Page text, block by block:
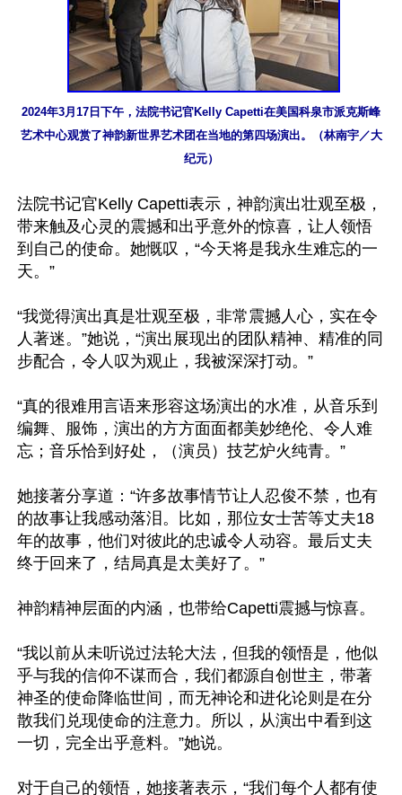
2024年3月17日下午，法院书记官Kelly Capetti在美国科泉市派克斯峰
艺术中心观赏了神韵新世界艺术团在当地的第四场演出。（林南宇／大
纪元）
法院书记官Kelly Capetti表示，神韵演出壮观至极，
带来触及心灵的震撼和出乎意外的惊喜，让人领悟
到自己的使命。她慨叹，“今天将是我永生难忘的一
天。”
“我觉得演出真是壮观至极，非常震撼人心，实在令
人著迷。”她说，“演出展现出的团队精神、精准的同
步配合，令人叹为观止，我被深深打动。”
“真的很难用言语来形容这场演出的水准，从音乐到
编舞、服饰，演出的方方面面都美妙绝伦、令人难
忘；音乐恰到好处，（演员）技艺炉火纯青。”
她接著分享道：“许多故事情节让人忍俊不禁，也有
的故事让我感动落泪。比如，那位女士苦等丈夫18
年的故事，他们对彼此的忠诚令人动容。最后丈夫
终于回来了，结局真是太美好了。”
神韵精神层面的内涵，也带给Capetti震撼与惊喜。
“我以前从未听说过法轮大法，但我的领悟是，他似
乎与我的信仰不谋而合，我们都源自创世主，带著
神圣的使命降临世间，而无神论和进化论则是在分
散我们兑现使命的注意力。所以，从演出中看到这
一切，完全出乎意料。”她说。
对于自己的领悟，她接著表示，“我们每个人都有使